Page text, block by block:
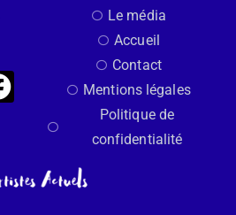
Le média
Accueil
Contact
Mentions légales
Politique de
confidentialité